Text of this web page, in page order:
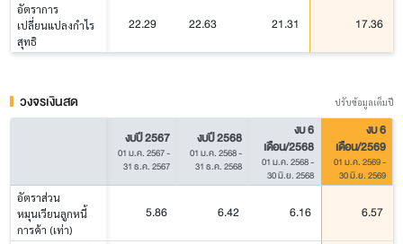
อัตราการ
เปลี่ยนแปลงกำไร
สุทธิ
22.29 22.63 21.31 17.36
วงจรเงินสด ปรับข้อมูลเต็มปี
งบปี 2567
01 ม.ค. 2567-
31 ธ.ค. 2567
งบปี 2568
01 ม.ค. 2568-
31 ธ.ค. 2568
งบ 6
เดือน/2568
01 ม.ค. 2568-
30 มิ.ย. 2568
งบ 6
เดือน/2569
01 ม.ค. 2569-
30 มิ.ย. 2569
อัตราส่วน
หมุนเวียนลูกหนี้
การค้า (เท่า)
5.86 6.42 6.16 6.57